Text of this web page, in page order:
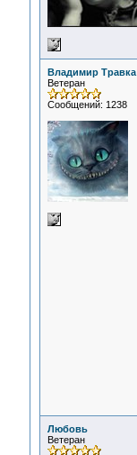
Владимир Травка
Ветеран
Сообщений: 1238
Любовь
Ветеран